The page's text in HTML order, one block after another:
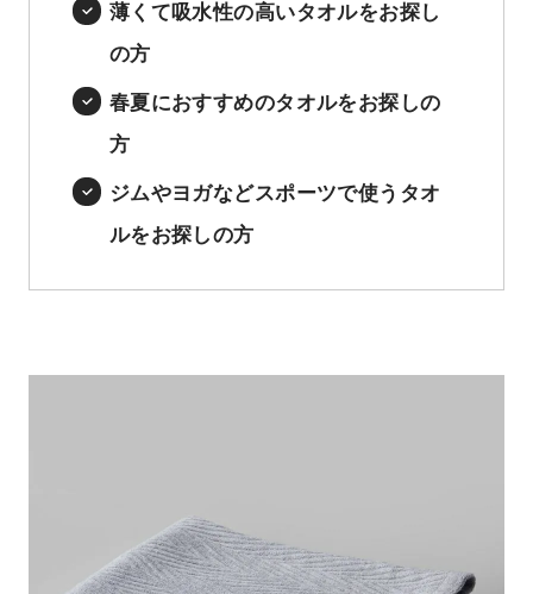
薄くて吸水性の高いタオルをお探し
の方
春夏におすすめのタオルをお探しの
方
ジムやヨガなどスポーツで使うタオ
ルをお探しの方